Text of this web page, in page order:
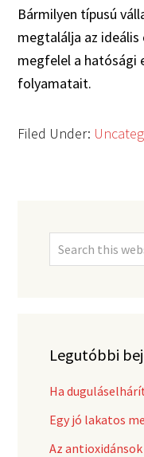
Bármilyen típusú
megtalálja az
megfelel a hatósági
folyamatait.
Filed Under:
Legutóbbi
Ha
Egy jó lakatos
Az